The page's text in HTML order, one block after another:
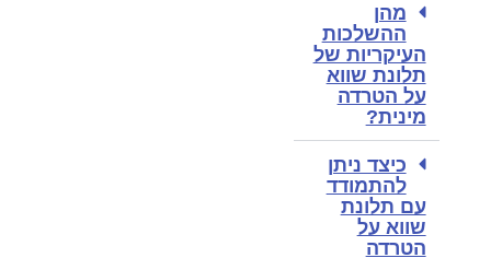
מהן
ההשלכות
העיקריות של
תלונת שווא
על הטרדה
מינית?
כיצד ניתן
להתמודד
עם תלונת
שווא על
הטרדה